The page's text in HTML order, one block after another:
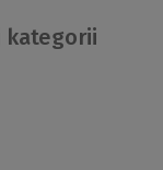
kategorii